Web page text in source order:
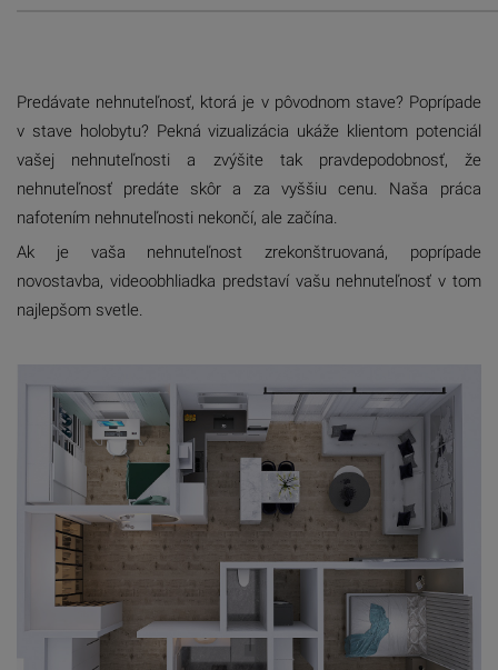
Predávate nehnuteľnosť, ktorá je v pôvodnom stave? Poprípade
v stave holobytu? Pekná vizualizácia ukáže klientom potenciál
vašej nehnuteľnosti a zvýšite tak pravdepodobnosť, že
nehnuteľnosť predáte skôr a za vyššiu cenu. Naša práca
nafotením nehnuteľnosti nekončí, ale začína.
Ak je vaša nehnuteľnost zrekonštruovaná, poprípade
novostavba, videoobhliadka predstaví vašu nehnuteľnosť v tom
najlepšom svetle.